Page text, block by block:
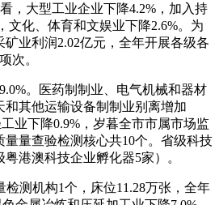
，大型工业企业下降4.2%，加入持
文化、体育和文娱业下降2.6%。为
业利润2.02亿元，全年开展各级各
次。
。医药制制业、电气机械和器材
其他运输设备制制业别离增加
工业下降0.9%，岁暮全市市属市场监
量查验检测核心共10个。省级科技
港澳科技企业孵化器5家）。
测机构1个，床位11.28万张，全年